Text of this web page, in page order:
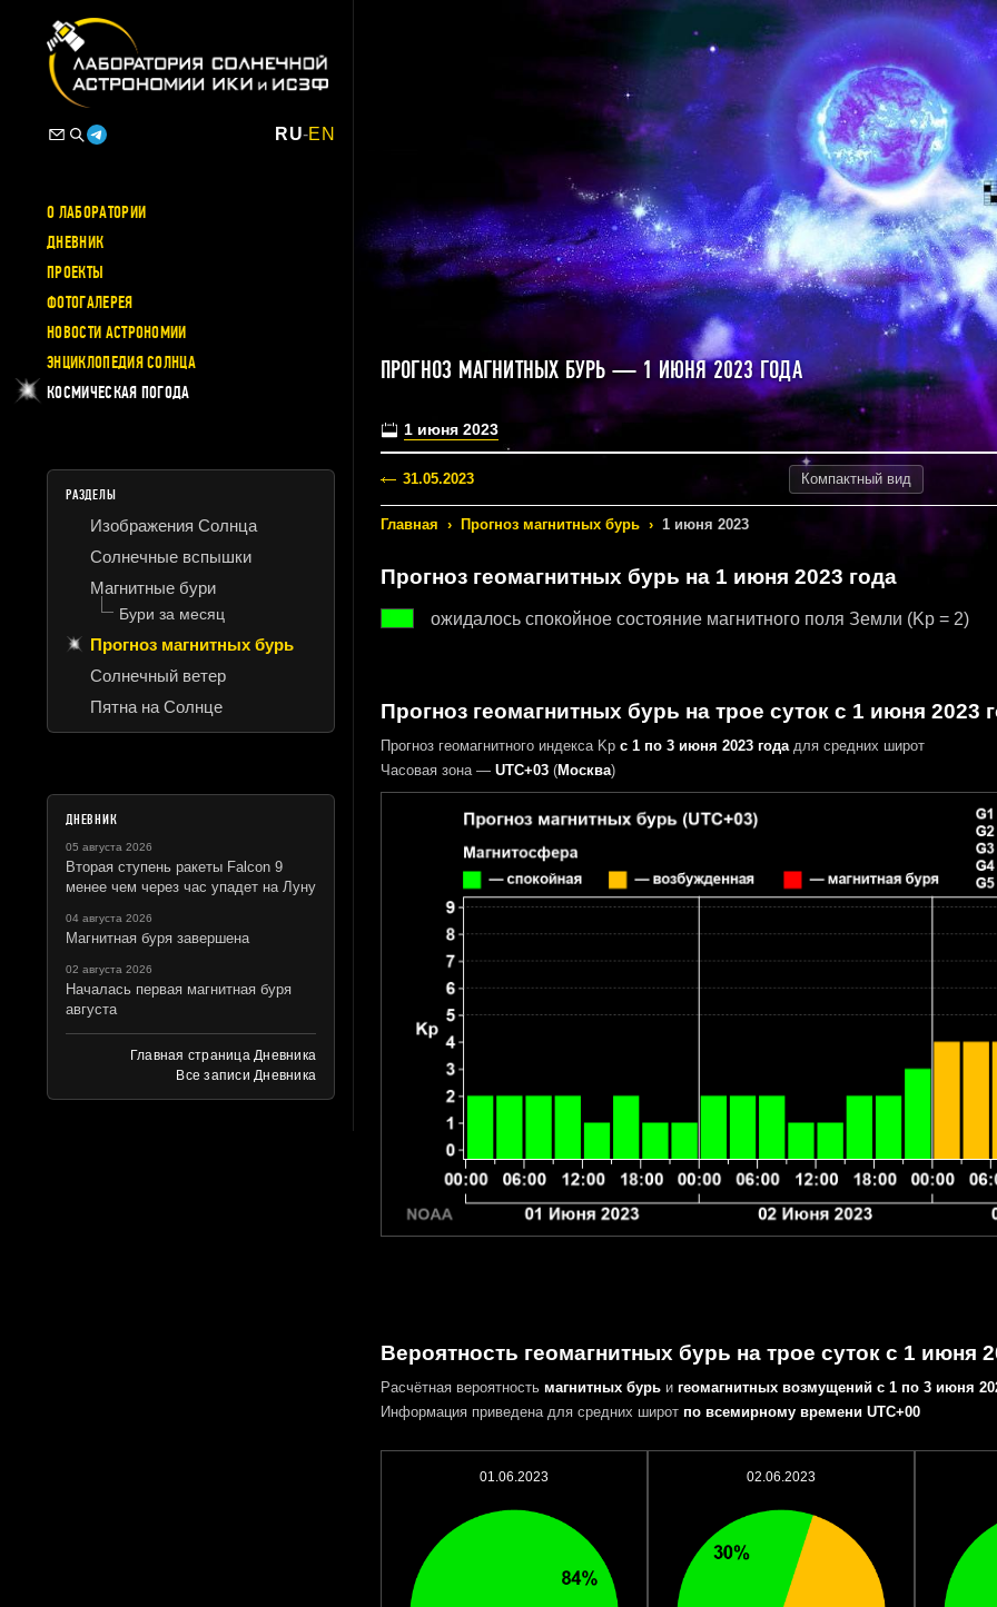
RU-EN
О ЛАБОРАТОРИИ
ДНЕВНИК
ПРОЕКТЫ
ФОТОГАЛЕРЕЯ
НОВОСТИ АСТРОНОМИИ
ЭНЦИКЛОПЕДИЯ СОЛНЦА
КОСМИЧЕСКАЯ ПОГОДА
РАЗДЕЛЫ
Изображения Солнца
Солнечные вспышки
Магнитные бури
Бури за месяц
Прогноз магнитных бурь
Солнечный ветер
Пятна на Солнце
ДНЕВНИК
05 августа 2026
Вторая ступень ракеты Falcon 9
менее чем через час упадет на Луну
04 августа 2026
Магнитная буря завершена
02 августа 2026
Началась первая магнитная буря
августа
Главная страница Дневника
Все записи Дневника
ПРОГНОЗ МАГНИТНЫХ БУРЬ — 1 ИЮНЯ 2023 ГОДА
1 июня 2023
31.05.2023 Компактный вид
Главная › Прогноз магнитных бурь › 1 июня 2023
Прогноз геомагнитных бурь на 1 июня 2023 года
ожидалось спокойное состояние магнитного поля Земли (Kp = 2)
Прогноз геомагнитных бурь на трое суток с 1 июня 2023
Прогноз геомагнитного индекса Kp с 1 по 3 июня 2023 годадля средних широт
Часовая зона — UTC+03(Москва)
Вероятность геомагнитных бурь на трое суток с 1 июня
Расчётная вероятность магнитных бурьи геомагнитных возмущений с 1 по 3 июня
Информация приведена для средних широт по всемирному времени UTC+00
01.06.2023 02.06.2023